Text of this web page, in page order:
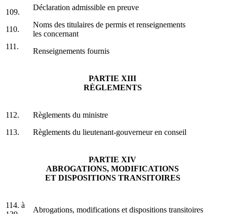
109.
110.
111.
Déclaration admissible en preuve
Noms des titulaires de permis et renseignements
les concernant
Renseignements fournis
PARTIE XIII
RÈGLEMENTS
112.
113.
Règlements du ministre
Règlements du lieutenant-gouverneur en conseil
PARTIE XIV
ABROGATIONS, MODIFICATIONS
ET DISPOSITIONS TRANSITOIRES
114. à
Abrogations, modifications et dispositions transitoires